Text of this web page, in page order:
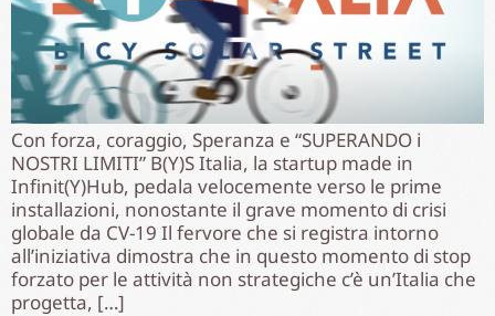
Con forza, coraggio, Speranza e “SUPERANDO i
NOSTRI LIMITI” B(Y)S Italia, la startup made in
Infinit(Y)Hub, pedala velocemente verso le prime
installazioni, nonostante il grave momento di crisi
globale da CV-19 Il fervore che si registra intorno
all’iniziativa dimostra che in questo momento di stop
forzato per le attività non strategiche c’è un’Italia che
progetta, […]